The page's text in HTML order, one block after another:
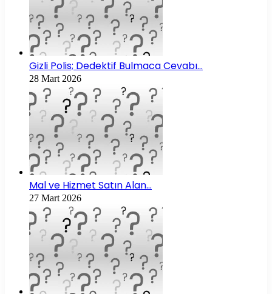
Gizli Polis; Dedektif Bulmaca Cevabı…
28 Mart 2026
Mal ve Hizmet Satın Alan…
27 Mart 2026